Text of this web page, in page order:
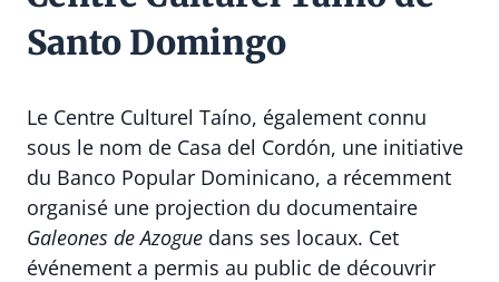
Santo Domingo
Le Centre Culturel Taíno, également connu
sous le nom de Casa del Cordón, une initiative
du Banco Popular Dominicano, a récemment
organisé une projection du documentaire
Galeones de Azogue dans ses locaux. Cet
événement a permis au public de découvrir